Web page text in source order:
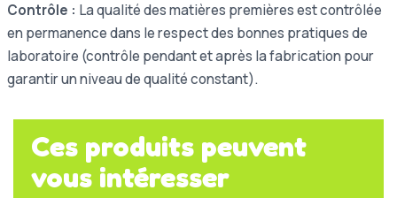
Contrôle : La qualité des matières premières est contrôlée
en permanence dans le respect des bonnes pratiques de
laboratoire (contrôle pendant et après la fabrication pour
garantir un niveau de qualité constant).
Ces produits peuvent
vous intéresser